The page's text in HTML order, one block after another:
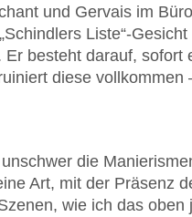
und Gervais im
Liste“-
besteht darauf, sofort
diese
die
Art, mit der Präsenz
wie ich das